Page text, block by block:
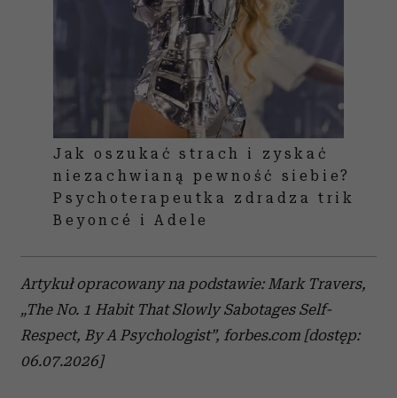
Jak oszukać strach i zyskać
niezachwianą pewność siebie?
Psychoterapeutka zdradza trik
Beyoncé i Adele
Artykuł opracowany na podstawie: Mark Travers,
„The No. 1 Habit That Slowly Sabotages Self-
Respect, By A Psychologist”, forbes.com [dostęp:
06.07.2026]